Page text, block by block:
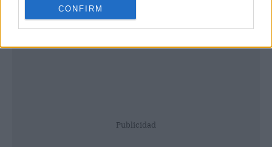
CONFIRM
Publicidad